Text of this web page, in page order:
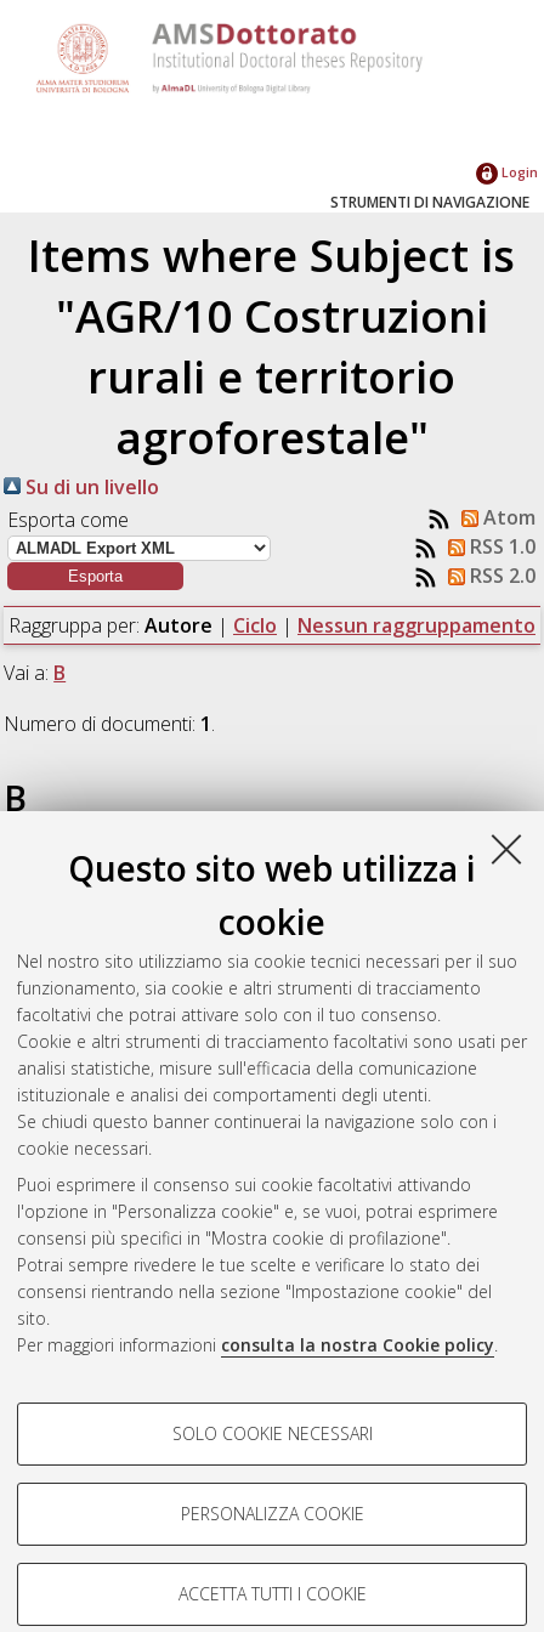
Questo sito web utilizza i
cookie
Nel nostro sito utilizziamo sia cookie tecnici necessari per il suo
funzionamento, sia cookie e altri strumenti di tracciamento
facoltativi che potrai attivare solo con il tuo consenso.
Cookie e altri strumenti di tracciamento facoltativi sono usati per
analisi statistiche, misure sull'efficacia della comunicazione
istituzionale e analisi dei comportamenti degli utenti.
Se chiudi questo banner continuerai la navigazione solo con i
cookie necessari.
Puoi esprimere il consenso sui cookie facoltativi attivando
l'opzione in "Personalizza cookie" e, se vuoi, potrai esprimere
consensi più specifici in "Mostra cookie di profilazione".
Potrai sempre rivedere le tue scelte e verificare lo stato dei
consensi rientrando nella sezione "Impostazione cookie" del
sito.
Per maggiori informazioni consulta la nostra Cookie policy.
COOKIE DI PROFILAZIONE -
Si tratta di cookie utilizzati per analizzare le caratteristiche della
navigazione degli utenti, creare profili in base al loro comportamento
Mostra cookie di profilazione
COOKIE TECNICI - NECESSARI
SOLO COOKIE NECESSARI
PERSONALIZZA COOKIE
ACCETTA TUTTI I COOKIE
Login
STRUMENTI DI NAVIGAZIONE
Items where Subject is
"AGR/10 Costruzioni
rurali e territorio
agroforestale"
Su di un livello
Esporta come
Atom
RSS 1.0
RSS 2.0
Raggruppa per: Autore | Ciclo | Nessun raggruppamento
Vai a: B
Numero di documenti: 1.
B
Barbaresi, Alberto(2014)Modellazione edilizia e
simulazione energetica per le analisi delle prestazioni e la
progettazione integrata delle cantine aziendali
thesis], Alma Mater Studiorum Università di Bologna.
Dottorato di ricerca inScienze e tecnologie agrarie, ambientali
e alimentari, 26 Ciclo. DOI 10.6092/unibo/amsdottorato/6621.
Questa lista e' stata generata ilSat Aug 8 20:33:36 2026
Atom
Rss 1.0
Rss 2.0
ISSN: 2038-7946
Impostazioni Cookie
Informativa sulla privacy
Condizioni d’uso del sito